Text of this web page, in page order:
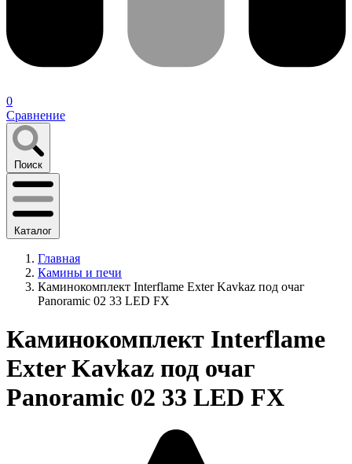
0
Сравнение
Поиск
Каталог
Главная
Камины и печи
Каминокомплект Interflame Exter Kavkaz под очаг
Panoramic 02 33 LED FX
Каминокомплект Interflame
Exter Kavkaz под очаг
Panoramic 02 33 LED FX